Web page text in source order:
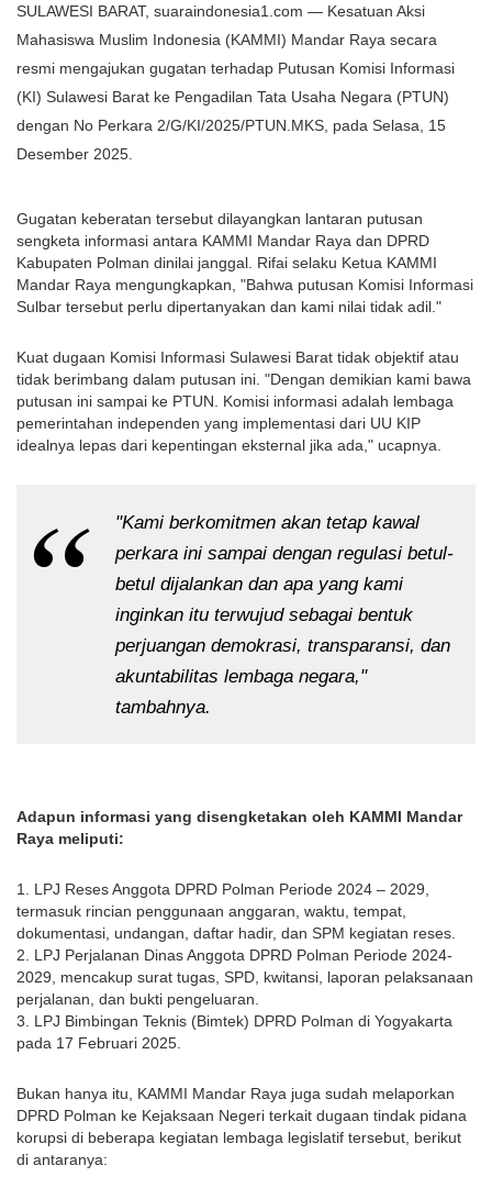
SULAWESI BARAT, suaraindonesia1.com — Kesatuan Aksi
Mahasiswa Muslim Indonesia (KAMMI) Mandar Raya secara
resmi mengajukan gugatan terhadap Putusan Komisi Informasi
(KI) Sulawesi Barat ke Pengadilan Tata Usaha Negara (PTUN)
dengan No Perkara 2/G/KI/2025/PTUN.MKS, pada Selasa, 15
Desember 2025.
Gugatan keberatan tersebut dilayangkan lantaran putusan
sengketa informasi antara KAMMI Mandar Raya dan DPRD
Kabupaten Polman dinilai janggal. Rifai selaku Ketua KAMMI
Mandar Raya mengungkapkan, "Bahwa putusan Komisi Informasi
Sulbar tersebut perlu dipertanyakan dan kami nilai tidak adil."
Kuat dugaan Komisi Informasi Sulawesi Barat tidak objektif atau
tidak berimbang dalam putusan ini. "Dengan demikian kami bawa
putusan ini sampai ke PTUN. Komisi informasi adalah lembaga
pemerintahan independen yang implementasi dari UU KIP
idealnya lepas dari kepentingan eksternal jika ada," ucapnya.
"Kami berkomitmen akan tetap kawal
perkara ini sampai dengan regulasi betul-
betul dijalankan dan apa yang kami
inginkan itu terwujud sebagai bentuk
perjuangan demokrasi, transparansi, dan
akuntabilitas lembaga negara,"
tambahnya.
Adapun informasi yang disengketakan oleh KAMMI Mandar
Raya meliputi:
1. LPJ Reses Anggota DPRD Polman Periode 2024 – 2029,
termasuk rincian penggunaan anggaran, waktu, tempat,
dokumentasi, undangan, daftar hadir, dan SPM kegiatan reses.
2. LPJ Perjalanan Dinas Anggota DPRD Polman Periode 2024-
2029, mencakup surat tugas, SPD, kwitansi, laporan pelaksanaan
perjalanan, dan bukti pengeluaran.
3. LPJ Bimbingan Teknis (Bimtek) DPRD Polman di Yogyakarta
pada 17 Februari 2025.
Bukan hanya itu, KAMMI Mandar Raya juga sudah melaporkan
DPRD Polman ke Kejaksaan Negeri terkait dugaan tindak pidana
korupsi di beberapa kegiatan lembaga legislatif tersebut, berikut
di antaranya: